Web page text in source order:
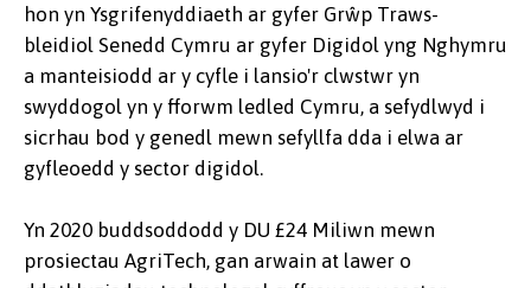
hon yn Ysgrifenyddiaeth ar gyfer Grŵp Traws-
bleidiol Senedd Cymru ar gyfer Digidol yng Nghymru
a manteisiodd ar y cyfle i lansio'r clwstwr yn
swyddogol yn y fforwm ledled Cymru, a sefydlwyd i
sicrhau bod y genedl mewn sefyllfa dda i elwa ar
gyfleoedd y sector digidol.
Yn 2020 buddsoddodd y DU £24 Miliwn mewn
prosiectau AgriTech, gan arwain at lawer o